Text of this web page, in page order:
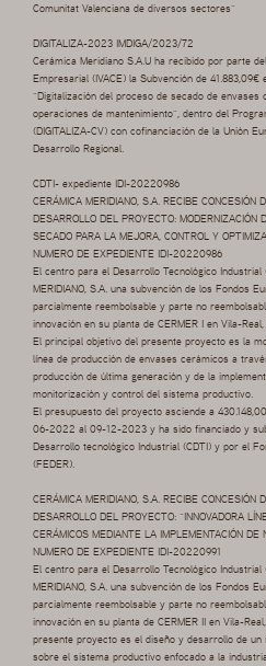
Comunitat Valenciana de diversos sectores”
DIGITALIZA-2023 IMDIGA/2023/72
Cerámica Meridiano S.A.U ha recibido por parte
Empresarial (IVACE) la Subvención de
“Digitalización del proceso de secado de
operaciones de mantenimiento”, dentro del
(DIGITALIZA-CV) con cofinanciación de la Unión
Desarrollo Regional.
CDTI- expediente IDI-20220986
CERÁMICA MERIDIANO, S.A. RECIBE
DESARROLLO DEL PROYECTO:
SECADO PARA LA MEJORA, CONTROL Y
NUMERO DE EXPEDIENTE IDI-20220986
El centro para el Desarrollo Tecnológico Industrial
MERIDIANO, S.A. una subvención de los Fondos
parcialmente reembolsable y parte no
innovación en su planta de CERMER I en Vila-
El principal objetivo del presente proyecto es la
línea de producción de envases cerámicos a
producción de última generación y de la
monitorización y control del sistema productivo.
El presupuesto del proyecto asciende a
06-2022 al 09-12-2023 y ha sido financiado y
Desarrollo tecnológico Industrial (CDTI) y por el
(FEDER).
CERÁMICA MERIDIANO, S.A. RECIBE
DESARROLLO DEL PROYECTO: “INNOVADORA
CERÁMICOS MEDIANTE LA IMPLEMENTACIÓN DE
NUMERO DE EXPEDIENTE IDI-20220991
El centro para el Desarrollo Tecnológico Industrial
MERIDIANO, S.A. una subvención de los Fondos
parcialmente reembolsable y parte no
innovación en su planta de CERMER II en Vila-
presente proyecto es el diseño y desarrollo de
sobre el sistema productivo enfocado a la